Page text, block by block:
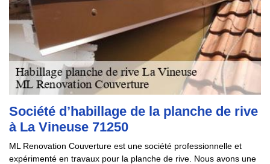
Société d’habillage de la planche de rive
à La Vineuse 71250
ML Renovation Couverture est une société professionnelle et
expérimenté en travaux pour la planche de rive. Nous avons une